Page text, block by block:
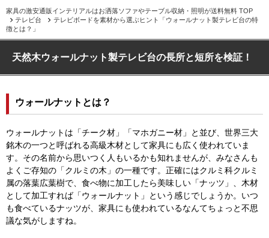
家具の激安通販インテリアルはお洒落ソファやテーブル収納・照明が送料無料 TOP
テレビ台
テレビボードを素材から選ぶヒント「ウォールナット製テレビ台の特
徴とは？」
天然木ウォールナット製テレビ台の長所と短所を検証！
ウォールナットとは？
ウォールナットは「チーク材」「マホガニー材」と並び、世界三大
銘木の一つと呼ばれる高級木材として家具にも広く使われていま
す。その名前から思いつく人もいるかも知れませんが、みなさんも
よくご存知の「クルミの木」の一種です。正確にはクルミ科クルミ
属の落葉広葉樹で、食べ物に加工したら美味しい「ナッツ」、木材
として加工すれば「ウォールナット」という感じでしょうか。いつ
も食べているナッツが、家具にも使われているなんてちょっと不思
議な気がしますね。